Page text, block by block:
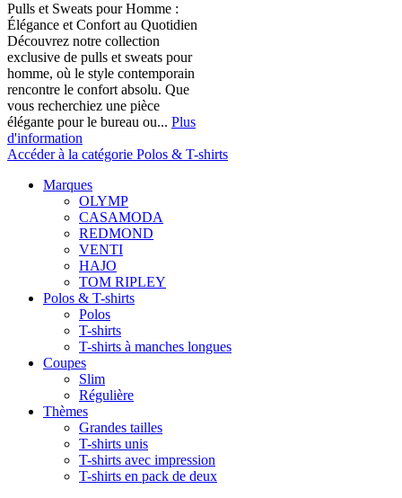
Pulls et Sweats pour Homme :
Élégance et Confort au Quotidien
Découvrez notre collection
exclusive de pulls et sweats pour
homme, où le style contemporain
rencontre le confort absolu. Que
vous recherchiez une pièce
élégante pour le bureau ou... Plus
d'information
Accéder à la catégorie Polos & T-shirts
Marques
OLYMP
CASAMODA
REDMOND
VENTI
HAJO
TOM RIPLEY
Polos & T-shirts
Polos
T-shirts
T-shirts à manches longues
Coupes
Slim
Régulière
Thèmes
Grandes tailles
T-shirts unis
T-shirts avec impression
T-shirts en pack de deux